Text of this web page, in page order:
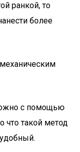
ранкой, то
более
с помощью
что такой метод